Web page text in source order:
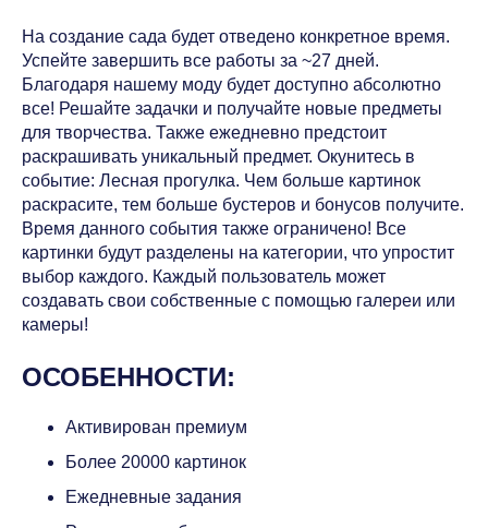
На создание сада будет отведено конкретное время.
Успейте завершить все работы за ~27 дней.
Благодаря нашему моду будет доступно абсолютно
все! Решайте задачки и получайте новые предметы
для творчества. Также ежедневно предстоит
раскрашивать уникальный предмет. Окунитесь в
событие: Лесная прогулка. Чем больше картинок
раскрасите, тем больше бустеров и бонусов получите.
Время данного события также ограничено! Все
картинки будут разделены на категории, что упростит
выбор каждого. Каждый пользователь может
создавать свои собственные с помощью галереи или
камеры!
ОСОБЕННОСТИ:
Активирован премиум
Более 20000 картинок
Ежедневные задания